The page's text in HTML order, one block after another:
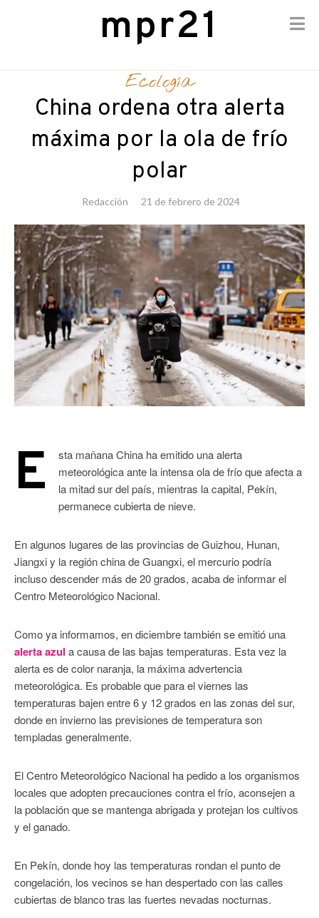
mpr21
Ecología
China ordena otra alerta
máxima por la ola de frío
polar
Redacción 21 de febrero de 2024
E
sta mañana China ha emitido una alerta
meteorológica ante la intensa ola de frío que afecta a
la mitad sur del país, mientras la capital, Pekín,
permanece cubierta de nieve.
En algunos lugares de las provincias de Guizhou, Hunan,
Jiangxi y la región china de Guangxi, el mercurio podría
incluso descender más de 20 grados, acaba de informar el
Centro Meteorológico Nacional.
Como ya informamos, en diciembre también se emitió una
alerta azul a causa de las bajas temperaturas. Esta vez la
alerta es de color naranja, la máxima advertencia
meteorológica. Es probable que para el viernes las
temperaturas bajen entre 6 y 12 grados en las zonas del sur,
donde en invierno las previsiones de temperatura son
templadas generalmente.
El Centro Meteorológico Nacional ha pedido a los organismos
locales que adopten precauciones contra el frío, aconsejen a
la población que se mantenga abrigada y protejan los cultivos
y el ganado.
En Pekín, donde hoy las temperaturas rondan el punto de
congelación, los vecinos se han despertado con las calles
cubiertas de blanco tras las fuertes nevadas nocturnas.